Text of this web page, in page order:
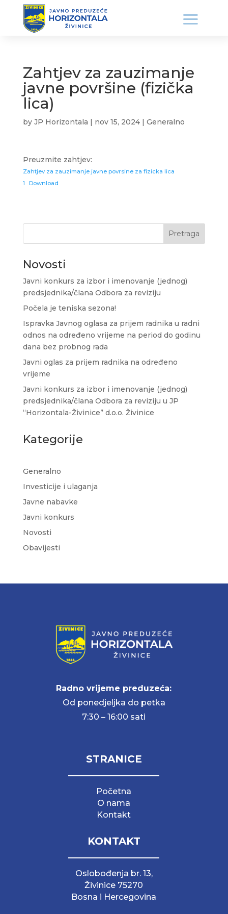
Zahtjev za zauzimanje
javne površine (fizička
lica)
by JP Horizontala nov 15, 2024| Generalno
Preuzmite zahtjev:
Zahtjev za zauzimanje javne povrsine za fizicka lica
1
Download
Pretraga
Novosti
Javni konkurs za izbor i imenovanje (jednog)
predsjednika/člana Odbora za reviziju
Počela je teniska sezona!
Ispravka Javnog oglasa za prijem radnika u radni
odnos na određeno vrijeme na period do godinu
dana bez probnog rada
Javni oglas za prijem radnika na određeno
vrijeme
Javni konkurs za izbor i imenovanje (jednog)
predsjednika/člana Odbora za reviziju u JP
“Horizontala-Živinice” d.o.o. Živinice
Kategorije
Generalno
Investicije i ulaganja
Javne nabavke
Javni konkurs
Novosti
Obavijesti
Radno vrijeme preduzeća:
Od ponedjeljka do petka
7:30 – 16:00 sati
STRANICE
Početna
O nama
Kontakt
KONTAKT
Oslobođenja br. 13,
Živinice 75270
Bosna i Hercegovina